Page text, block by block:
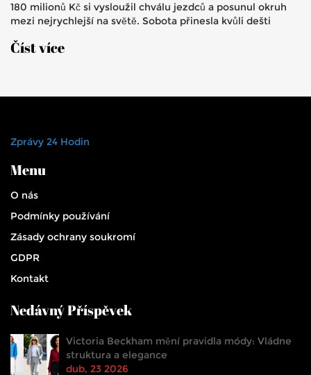
180 milionů Kč si vysloužil chválu jezdců a posunul okruh
mezi nejrychlejší na světě. Sobota přinesla kvůli dešti
Číst více
Zprávy 24 Hodin
Menu
O nás
Podmínky používání
Zásady ochrany soukromí
GDPR
Kontakt
Nedávný Příspěvek
Victoria Beckham mění pravidla módy: Vládne
struktura a elegance
dub, 23 2026